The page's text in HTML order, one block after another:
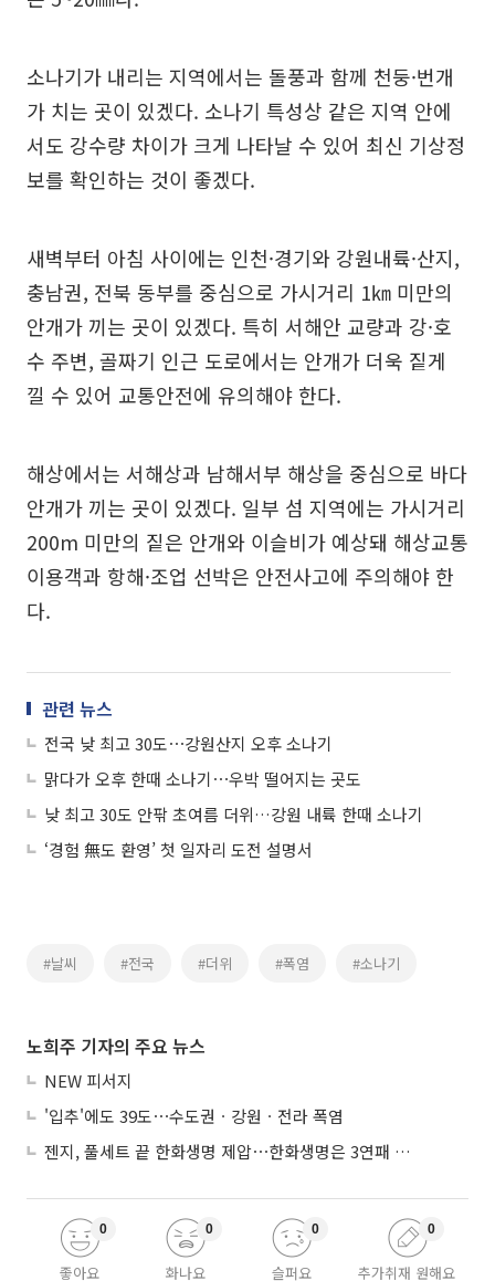
소나기가 내리는 지역에서는 돌풍과 함께 천둥·번개
가 치는 곳이 있겠다. 소나기 특성상 같은 지역 안에
서도 강수량 차이가 크게 나타날 수 있어 최신 기상정
보를 확인하는 것이 좋겠다.
새벽부터 아침 사이에는 인천·경기와 강원내륙·산지,
충남권, 전북 동부를 중심으로 가시거리 1㎞ 미만의
안개가 끼는 곳이 있겠다. 특히 서해안 교량과 강·호
수 주변, 골짜기 인근 도로에서는 안개가 더욱 짙게
낄 수 있어 교통안전에 유의해야 한다.
해상에서는 서해상과 남해서부 해상을 중심으로 바다
안개가 끼는 곳이 있겠다. 일부 섬 지역에는 가시거리
200m 미만의 짙은 안개와 이슬비가 예상돼 해상교통
이용객과 항해·조업 선박은 안전사고에 주의해야 한
다.
관련 뉴스
전국 낮 최고 30도⋯강원산지 오후 소나기
맑다가 오후 한때 소나기⋯우박 떨어지는 곳도
낮 최고 30도 안팎 초여름 더위…강원 내륙 한때 소나기
‘경험 無도 환영’ 첫 일자리 도전 설명서
#날씨 #전국 #더위 #폭염 #소나기
노희주 기자의 주요 뉴스
NEW 피서지
'입추'에도 39도⋯수도권ㆍ강원ㆍ전라 폭염
젠지, 풀세트 끝 한화생명 제압⋯한화생명은 3연패 수렁
좋아요
0
화나요
0
슬퍼요
0
추가취재 원해요
0